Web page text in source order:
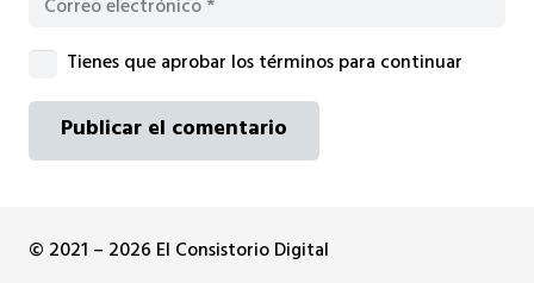
Tienes que aprobar los términos para continuar
Publicar el comentario
© 2021 – 2026 El Consistorio Digital